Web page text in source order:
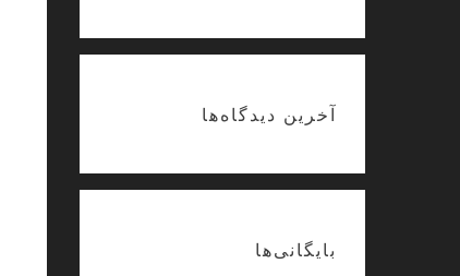
آخرین دیدگاه‌ها
بایگانی‌ها